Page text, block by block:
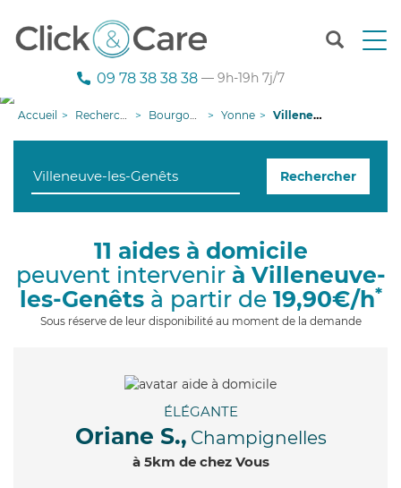
T
n
g
i
o
n
09 78 38 38 38 — 9h-19h 7j/7
Accueil Recherche aide à domicile Bourgogne-Franche-Comté Yonne Villeneuve-les-Genêts
Rechercher
11 aides à domicile
peuvent intervenir à Villeneuve-
les-Genêtsà partir de 19,90€/h*
Sous réserve de leur disponibilité au moment de la demande
ÉLÉGANTE
Oriane S., Champignelles
à 5km de chez Vous